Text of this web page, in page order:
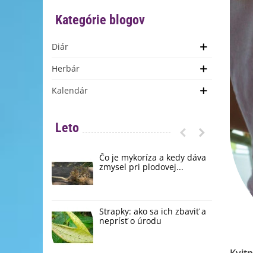
Kategórie blogov
Diár
Herbár
Kalendár
Leto
Čo je mykoríza a kedy dáva
zmysel pri plodovej...
Strapky: ako sa ich zbaviť a
neprísť o úrodu